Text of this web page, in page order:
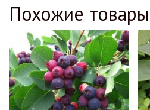
Похожие товары